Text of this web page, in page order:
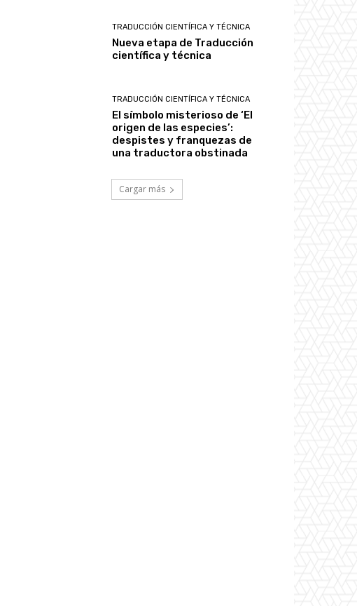
TRADUCCIÓN CIENTÍFICA Y TÉCNICA
Nueva etapa de Traducción
científica y técnica
TRADUCCIÓN CIENTÍFICA Y TÉCNICA
El símbolo misterioso de ‘El
origen de las especies’:
despistes y franquezas de
una traductora obstinada
Cargar más